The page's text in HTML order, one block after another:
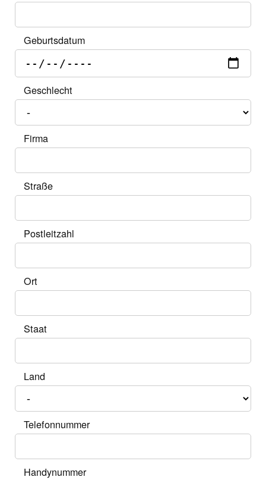
Geburtsdatum
Geschlecht
Firma
Straße
Postleitzahl
Ort
Staat
Land
Telefonnummer
Handynummer